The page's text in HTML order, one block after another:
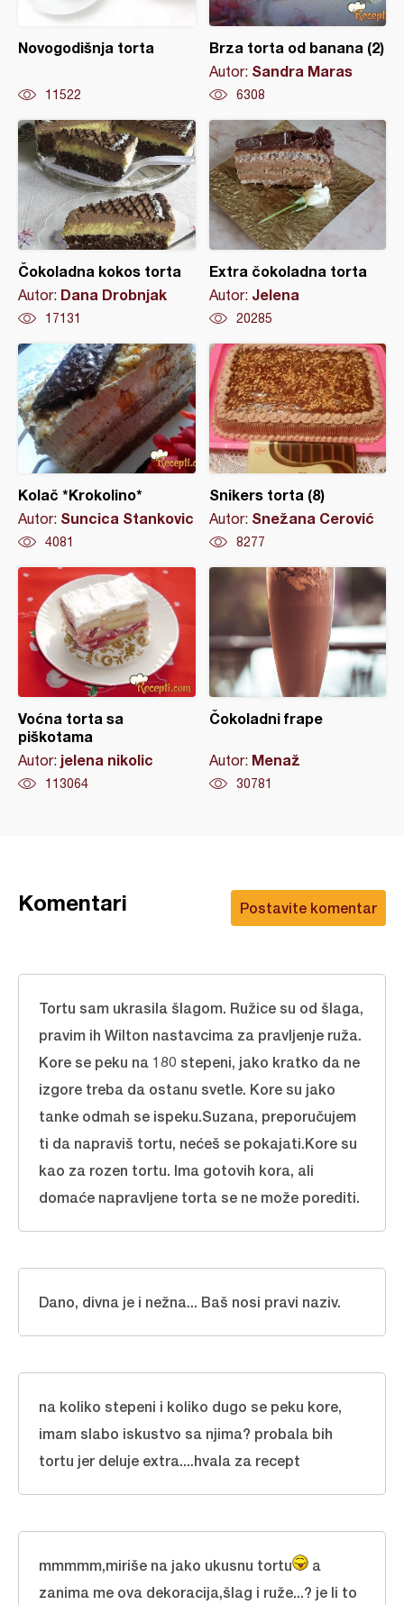
Novogodišnja torta
11522
Brza torta od banana (2)
Autor: Sandra Maras
6308
Čokoladna kokos torta
Autor: Dana Drobnjak
17131
Extra čokoladna torta
Autor: Jelena
20285
Kolač *Krokolino*
Autor: Suncica Stankovic
4081
Snikers torta (8)
Autor: Snežana Cerović
8277
Voćna torta sa
piškotama
Autor: jelena nikolic
113064
Čokoladni frape
Autor: Menaž
30781
Postavite komentar
Komentari
Tortu sam ukrasila šlagom. Ružice su od šlaga,
pravim ih Wilton nastavcima za pravljenje ruža.
Kore se peku na 180 stepeni, jako kratko da ne
izgore treba da ostanu svetle. Kore su jako
tanke odmah se ispeku.Suzana, preporučujem
ti da napraviš tortu, nećeš se pokajati.Kore su
kao za rozen tortu. Ima gotovih kora, ali
domaće napravljene torta se ne može porediti.
Dano, divna je i nežna... Baš nosi pravi naziv.
na koliko stepeni i koliko dugo se peku kore,
imam slabo iskustvo sa njima? probala bih
tortu jer deluje extra....hvala za recept
mmmmm,miriše na jako ukusnu tortu
a
zanima me ova dekoracija,šlag i ruže...? je li to